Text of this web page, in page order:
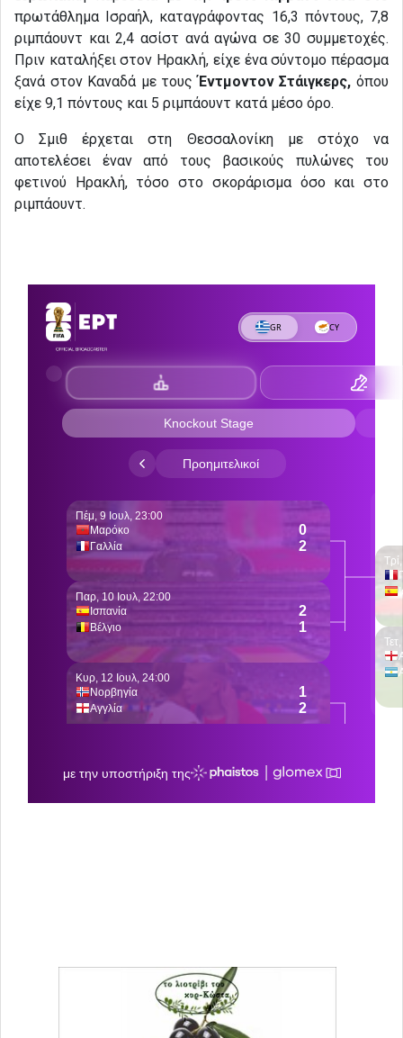
πρωτάθλημα Ισραήλ, καταγράφοντας 16,3 πόντους, 7,8
ριμπάουντ και 2,4 ασίστ ανά αγώνα σε 30 συμμετοχές.
Πριν καταλήξει στον Ηρακλή, είχε ένα σύντομο πέρασμα
ξανά στον Καναδά με τουςΈντμοντον Στάιγκερς, όπου
είχε 9,1 πόντους και 5 ριμπάουντ κατά μέσο όρο.
Ο Σμιθ έρχεται στη Θεσσαλονίκη με στόχο να
αποτελέσει έναν από τους βασικούς πυλώνες του
φετινού Ηρακλή, τόσο στο σκοράρισμα όσο και στο
ριμπάουντ.